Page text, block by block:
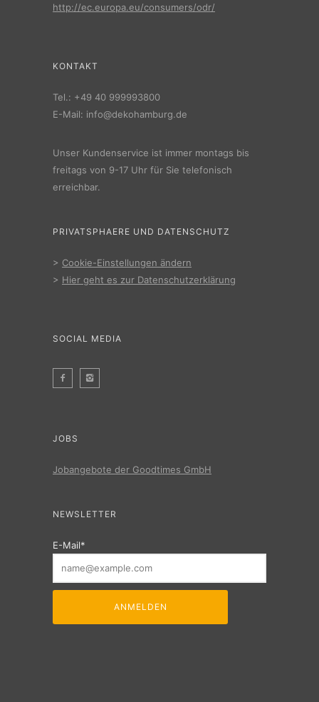
http://ec.europa.eu/consumers/odr/
KONTAKT
Tel.: +49 40 999993800
E-Mail: info@dekohamburg.de
Unser Kundenservice ist immer montags bis
freitags von 9-17 Uhr für Sie telefonisch
erreichbar.
PRIVATSPHAERE UND DATENSCHUTZ
> Cookie-Einstellungen ändern
> Hier geht es zur Datenschutzerklärung
SOCIAL MEDIA
JOBS
Jobangebote der Goodtimes GmbH
NEWSLETTER
E-Mail*
ANMELDEN